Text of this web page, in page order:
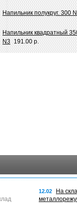
Напильник полукруг. 300
Напильник квадратный
N3 191.00 р.
12.02
На